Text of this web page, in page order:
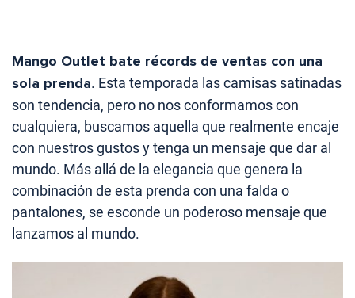
Mango Outlet bate récords de ventas con una
sola prenda. Esta temporada las camisas satinadas
son tendencia, pero no nos conformamos con
cualquiera, buscamos aquella que realmente encaje
con nuestros gustos y tenga un mensaje que dar al
mundo. Más allá de la elegancia que genera la
combinación de esta prenda con una falda o
pantalones, se esconde un poderoso mensaje que
lanzamos al mundo.